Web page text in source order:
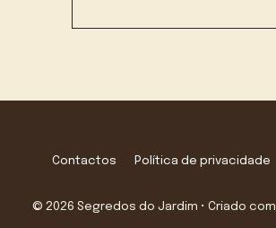
Contactos Política de privacidade
© 2026 Segredos do Jardim • Criado com